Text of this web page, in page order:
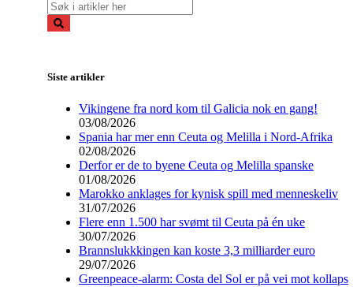
Siste artikler
Vikingene fra nord kom til Galicia nok en gang!
03/08/2026
Spania har mer enn Ceuta og Melilla i Nord-Afrika
02/08/2026
Derfor er de to byene Ceuta og Melilla spanske
01/08/2026
Marokko anklages for kynisk spill med menneskeliv
31/07/2026
Flere enn 1.500 har svømt til Ceuta på én uke
30/07/2026
Brannslukkkingen kan koste 3,3 milliarder euro
29/07/2026
Greenpeace-alarm: Costa del Sol er på vei mot kollaps